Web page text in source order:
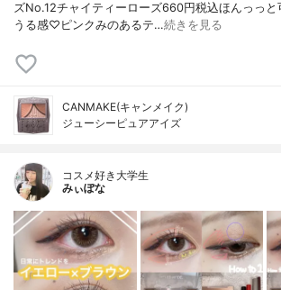
ズNo.12チャイティーローズ660円税込ほんっっと
うる感♡ピンクみのあるテ…続きを見る
CANMAKE(キャンメイク)
ジューシーピュアアイズ
コスメ好き大学生
みぃぽな